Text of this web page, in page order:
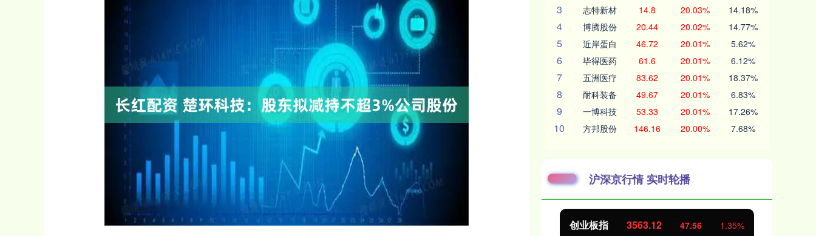
3 志特新材 14.8 20.03% 14.18%
4 博腾股份 20.44 20.02% 14.77%
5 近岸蛋白 46.72 20.01% 5.62%
6 毕得医药 61.6 20.01% 6.12%
7 五洲医疗 83.62 20.01% 18.37%
8 耐科装备 49.67 20.01% 6.83%
9 一博科技 53.33 20.01% 17.26%
10 方邦股份 146.16 20.00% 7.68%
沪深京行情 实时轮播
沪深300 4694.44 43.13 0.93% 北证50 1134.24 11.37 创业板指 3563.12 47.56 1.35%